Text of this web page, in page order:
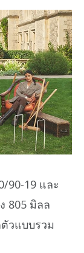
90-19 และ
805 มิลล
วแบบรวม